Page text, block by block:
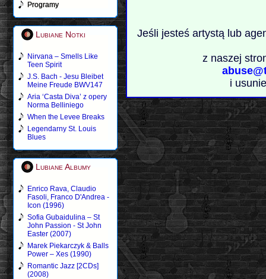
Programy
Lubiane Notki
Nirvana – Smells Like
Teen Spirit
J.S. Bach - Jesu Bleibet
Meine Freude BWV147
Aria ‘Casta Diva’ z opery
Norma Belliniego
When the Levee Breaks
Legendarny St. Louis
Blues
Lubiane Albumy
Enrico Rava, Claudio
Fasoli, Franco D'Andrea -
Icon (1996)
Sofia Gubaidulina – St
John Passion - St John
Easter (2007)
Marek Piekarczyk & Balls
Power – Xes (1990)
Romantic Jazz [2CDs]
(2008)
Jeśli jesteś artystą lub
z naszej
i